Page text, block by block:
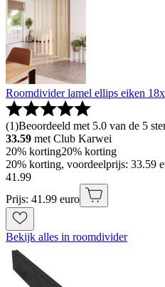
Roomdivider lamel ellips eiken
(1)Beoordeeld met 5.0 van de 5
33.59 met Club Karwei
20% korting20% korting
20% korting, voordeelprijs: 33.59
41 .99
Prijs: 41.99 euro
Bekijk alles in roomdivider